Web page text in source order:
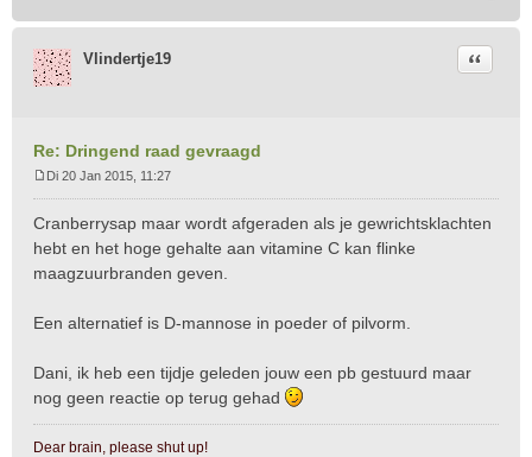
Vlindertje19
Re: Dringend raad gevraagd
Citeer
r
i
c
t
Di 20 Jan 2015, 11:27
Cranberrysap maar wordt afgeraden als je gewrichtsklachten
hebt en het hoge gehalte aan vitamine C kan flinke
maagzuurbranden geven.
Een alternatief is D-mannose in poeder of pilvorm.
Dani, ik heb een tijdje geleden jouw een pb gestuurd maar
nog geen reactie op terug gehad
Dear brain, please shut up!